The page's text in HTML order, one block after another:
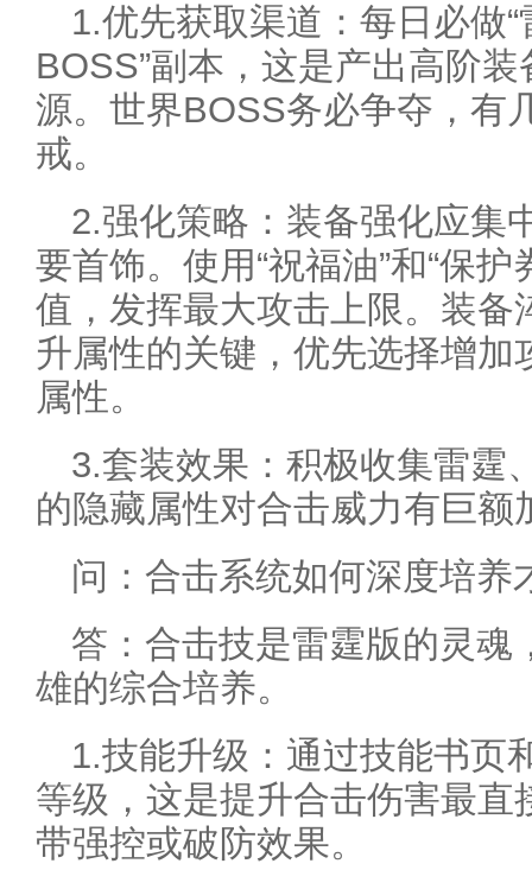
1.优先获取渠道：每日必做“
BOSS”副本，这是产出高阶
源。世界BOSS务必争夺，有
戒。
2.强化策略：装备强化应集
要首饰。使用“祝福油”和“保
值，发挥最大攻击上限。装备
升属性的关键，优先选择增
属性。
3.套装效果：积极收集雷霆
的隐藏属性对合击威力有巨额
问：合击系统如何深度培养
答：合击技是雷霆版的灵魂
雄的综合培养。
1.技能升级：通过技能书页
等级，这是提升合击伤害最直
带强控或破防效果。